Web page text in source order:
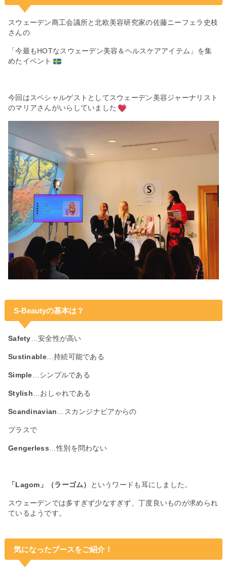
スウェーデン商工会議所と北欧美容研究家の佐藤ニーフェラ史枝
さんの
「今最もHOTなスウェーデン美容＆ヘルスケアアイテム」を集
めたイベント
今回はスペシャルゲストとしてスウェーデン美容ジャーナリスト
のマリアさんがいらしていました
S-Beautyの基本は？
Safety …安全性が高い
Sustinable…持続可能である
Simple …シンプルである
Stylish …おしゃれである
Scandinavian …スカンジナビアからの
プラスで
Gengerless …性別を問わない
「Lagom」（ラーゴム） というワードも耳にしました。
スウェーデンでは多すぎず少なすぎず、丁度良いものが求められ
ているようです。
気になったブースをご紹介！